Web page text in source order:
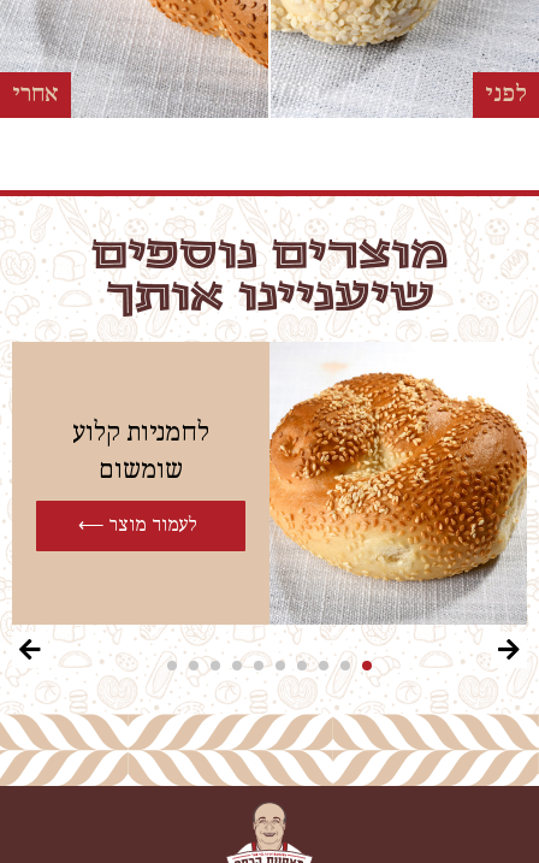
לפני אחרי
מוצרים נוספים
שיעניינו אותך
לחמניות קלוע
שומשום
לעמוד מוצר ⟵